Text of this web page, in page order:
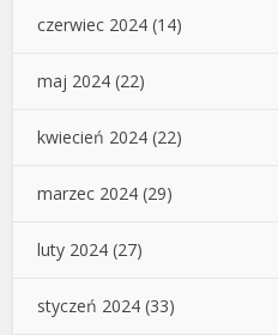
czerwiec 2024 (14)
maj 2024 (22)
kwiecień 2024 (22)
marzec 2024 (29)
luty 2024 (27)
styczeń 2024 (33)